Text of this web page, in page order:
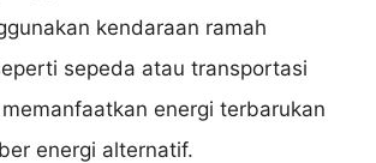
kendaraan ramah
sepeda atau transportasi
energi terbarukan
energi alternatif.